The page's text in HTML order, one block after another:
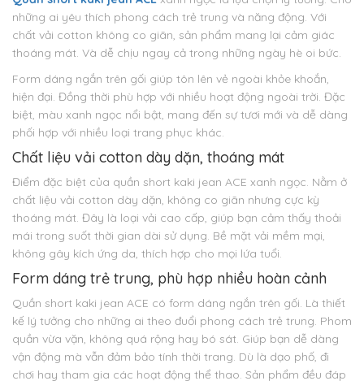
những ai yêu thích phong cách trẻ trung và năng động. Với
chất vải cotton không co giãn, sản phẩm mang lại cảm giác
thoáng mát. Và dễ chịu ngay cả trong những ngày hè oi bức.
Form dáng ngắn trên gối giúp tôn lên vẻ ngoài khỏe khoắn,
hiện đại. Đồng thời phù hợp với nhiều hoạt động ngoài trời. Đặc
biệt, màu xanh ngọc nổi bật, mang đến sự tươi mới và dễ dàng
phối hợp với nhiều loại trang phục khác.
Chất liệu vải cotton dày dặn, thoáng mát
Điểm đặc biệt của quần short kaki jean ACE xanh ngọc. Nằm ở
chất liệu vải cotton dày dặn, không co giãn nhưng cực kỳ
thoáng mát. Đây là loại vải cao cấp, giúp bạn cảm thấy thoải
mái trong suốt thời gian dài sử dụng. Bề mặt vải mềm mại,
không gây kích ứng da, thích hợp cho mọi lứa tuổi.
Form dáng trẻ trung, phù hợp nhiều hoàn cảnh
Quần short kaki jean ACE có form dáng ngắn trên gối. Là thiết
kế lý tưởng cho những ai theo đuổi phong cách trẻ trung. Phom
quần vừa vặn, không quá rộng hay bó sát. Giúp bạn dễ dàng
vận động mà vẫn đảm bảo tính thời trang. Dù là dạo phố, đi
chơi hay tham gia các hoạt động thể thao. Sản phẩm đều đáp